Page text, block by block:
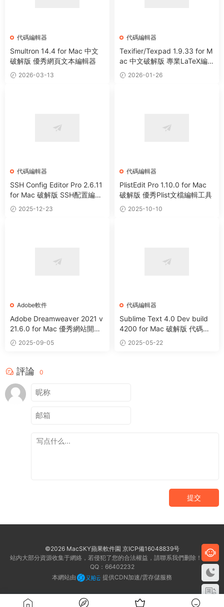
代碼編輯器
Smultron 14.4 for Mac 中文
破解版 優秀網頁文本編輯器
2026-03-13
代碼編輯器
Texifier/Texpad 1.9.33 for M
ac 中文破解版 專業LaTeX編
輯器軟件
2026-01-26
代碼編輯器
SSH Config Editor Pro 2.6.11
for Mac 破解版 SSH配置編輯
器工具
2025-12-23
代碼編輯器
PlistEdit Pro 1.10.0 for Mac
破解版 優秀Plist文檔編輯工具
2025-10-10
Adobe軟件
Adobe Dreamweaver 2021 v
21.6.0 for Mac 優秀網站開發
網頁代碼編輯器
2025-09-05
代碼編輯器
Sublime Text 4.0 Dev build
4200 for Mac 破解版 代碼編
輯器軟件
2025-05-22
評論 0
提交
©2026 MacSKY蘋果軟件園 京ICP備16048839号
站内大部分資源收集于網絡，若侵犯了您的合法權益，請聯系我們删除！客服
QQ：66402232
本網站由
提供CDN加速/雲存儲服務